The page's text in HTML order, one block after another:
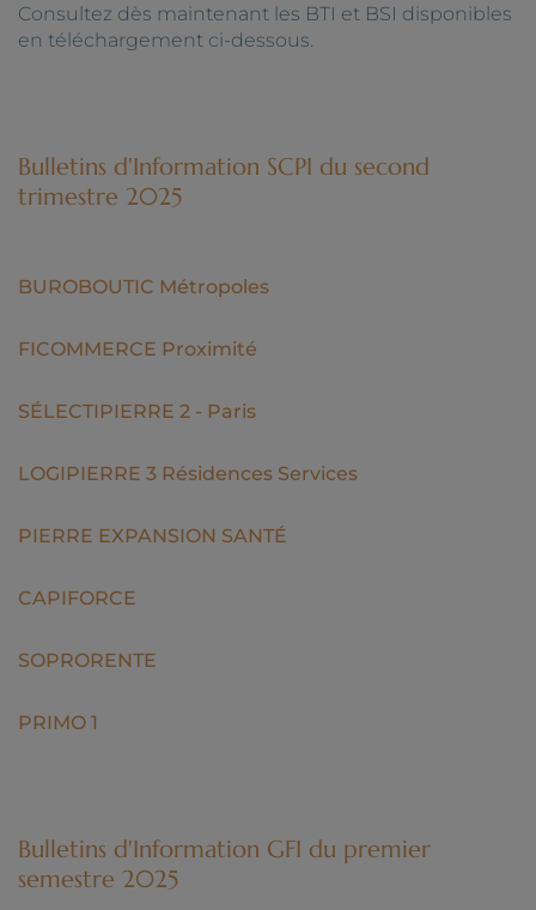
Consultez dès maintenant les BTI et BSI disponibles
en téléchargement ci-dessous.
Bulletins d'Information SCPI du second
trimestre 2025
BUROBOUTIC Métropoles
FICOMMERCE Proximité
SÉLECTIPIERRE 2 - Paris
LOGIPIERRE 3 Résidences Services
PIERRE EXPANSION SANTÉ
CAPIFORCE
SOPRORENTE
PRIMO 1
Bulletins d'Information GFI du premier
semestre 2025